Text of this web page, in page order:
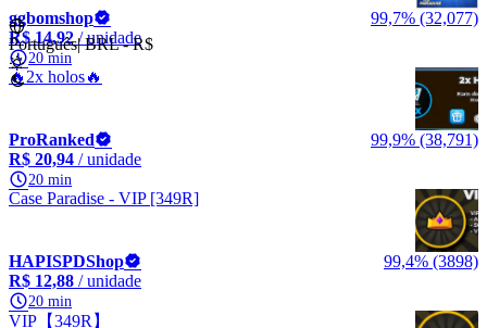
Português|BRL - R$
ggbomshop
99,7% (32,077)
R$ 14,92/ unidade
20 min
🔥2x holos🔥
ProRanked
99,9% (38,791)
R$ 20,94 / unidade
20 min
Case Paradise - VIP [349R]
HAPISPDShop
99,4% (3898)
R$ 12,88 / unidade
20 min
VIP【349R】